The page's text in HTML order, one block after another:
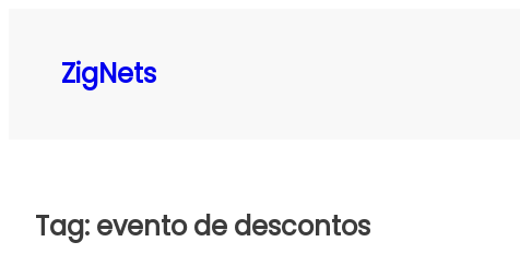
ZigNets
Tag: evento de descontos